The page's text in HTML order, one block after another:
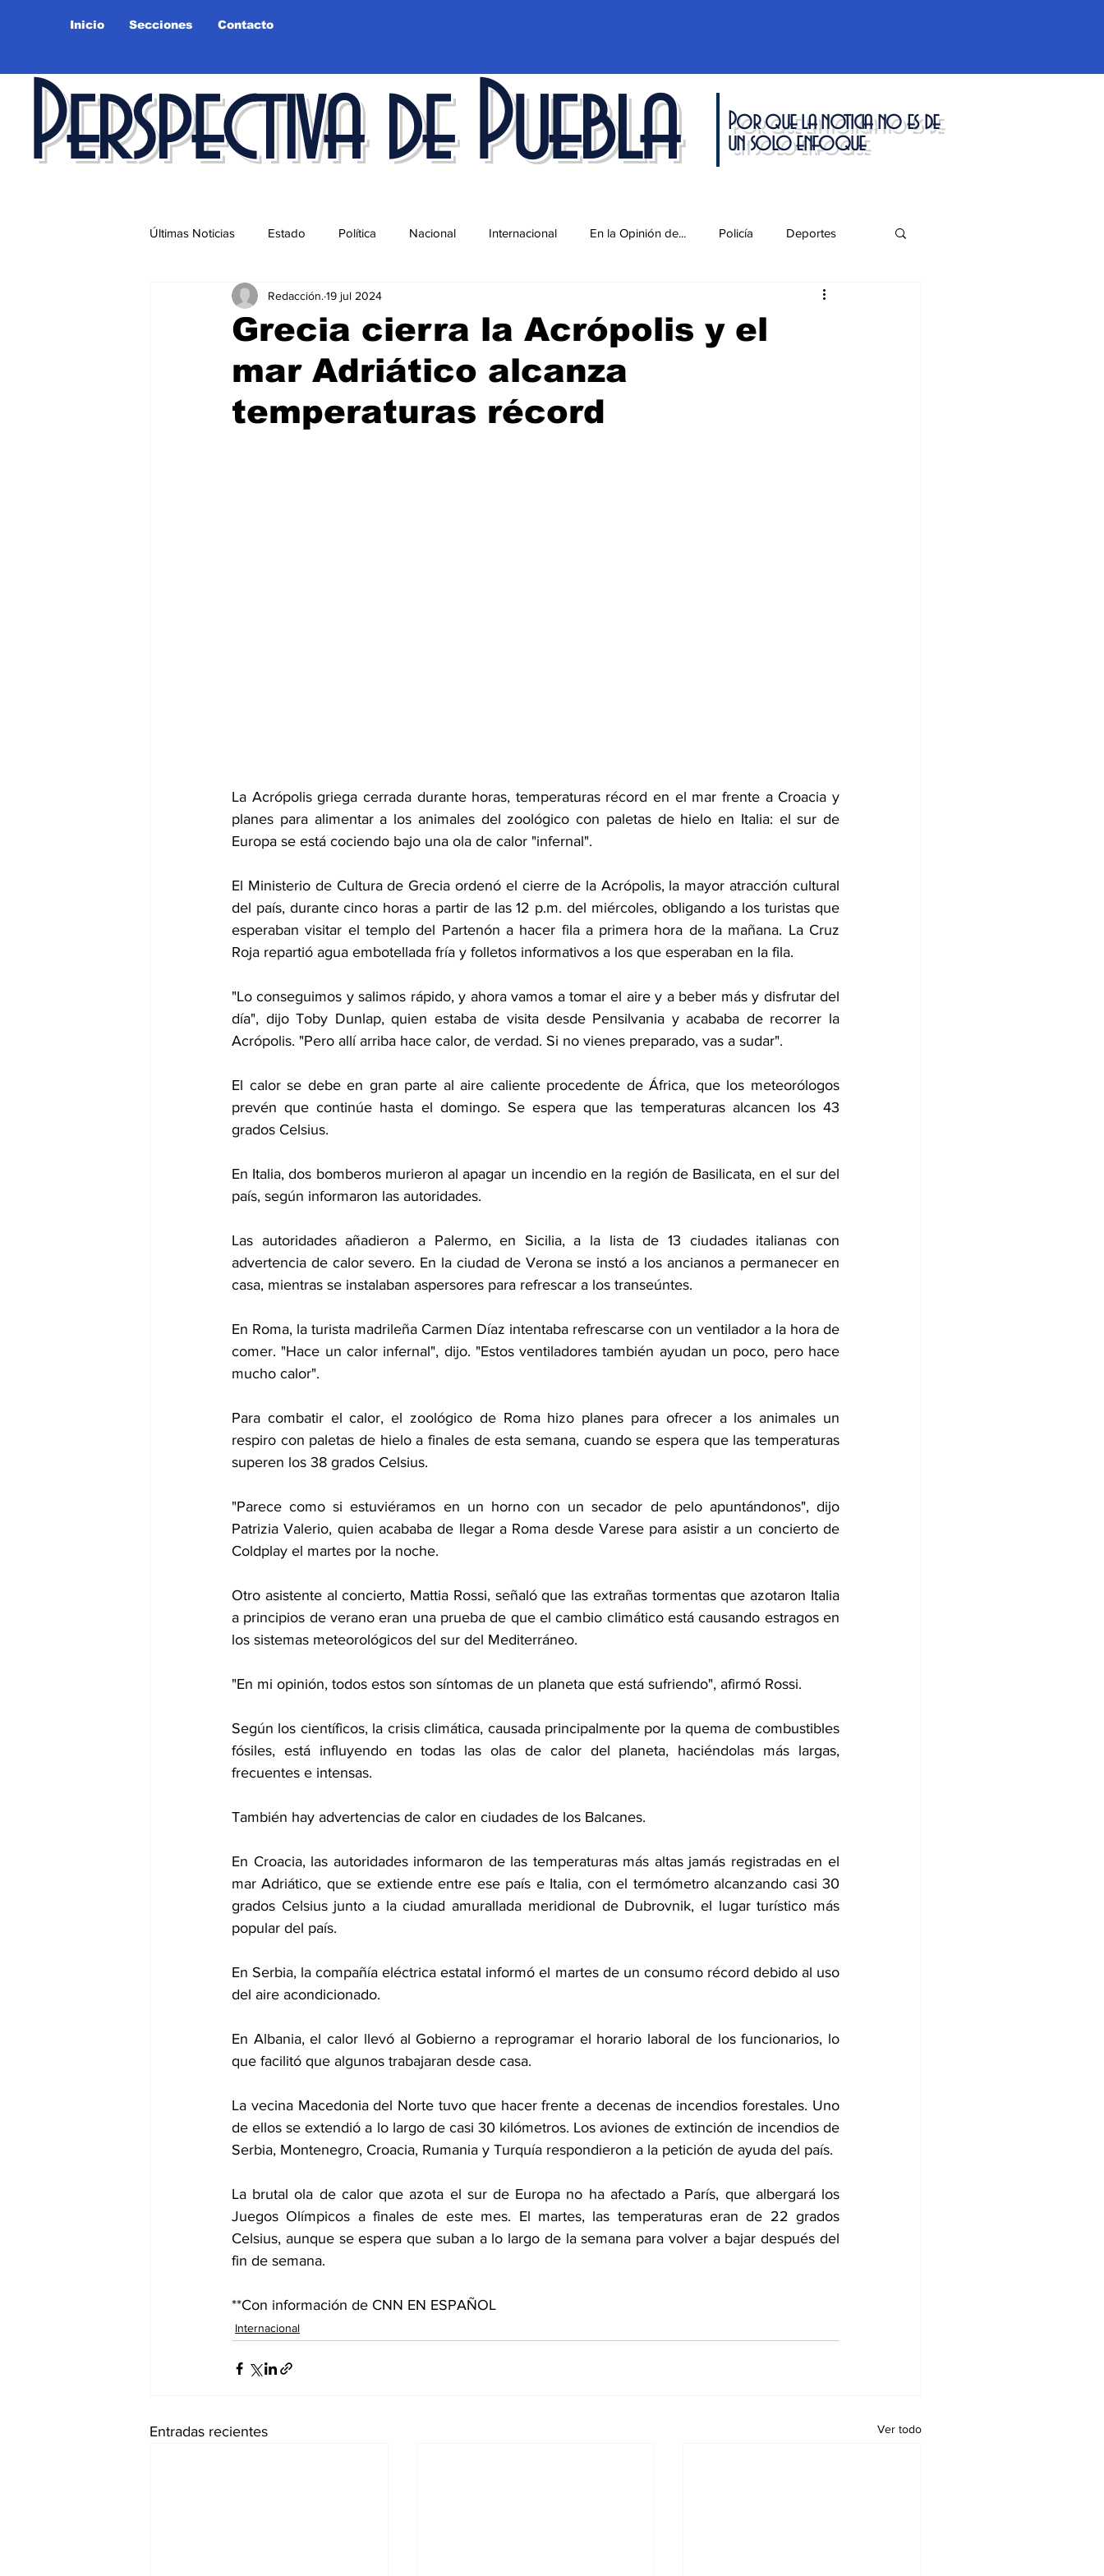
Inicio Secciones Contacto
Perspectiva de Puebla Por que la noticia no es de
un solo enfoque
Últimas Noticias Estado Política Nacional Internacional En la Opinión de... Policía Deportes
Educación Ciudad Salud
Grecia cierra la Acrópolis y el
mar Adriático alcanza
temperaturas récord
Redacción. 19 jul 2024
La Acrópolis griega cerrada durante horas, temperaturas récord en el mar frente a Croacia y
planes para alimentar a los animales del zoológico con paletas de hielo en Italia: el sur de
Europa se está cociendo bajo una ola de calor "infernal".
El Ministerio de Cultura de Grecia ordenó el cierre de la Acrópolis, la mayor atracción cultural
del país, durante cinco horas a partir de las 12 p.m. del miércoles, obligando a los turistas que
esperaban visitar el templo del Partenón a hacer fila a primera hora de la mañana. La Cruz
Roja repartió agua embotellada fría y folletos informativos a los que esperaban en la fila.
"Lo conseguimos y salimos rápido, y ahora vamos a tomar el aire y a beber más y disfrutar del
día", dijo Toby Dunlap, quien estaba de visita desde Pensilvania y acababa de recorrer la
Acrópolis. "Pero allí arriba hace calor, de verdad. Si no vienes preparado, vas a sudar".
El calor se debe en gran parte al aire caliente procedente de África, que los meteorólogos
prevén que continúe hasta el domingo. Se espera que las temperaturas alcancen los 43
grados Celsius.
En Italia, dos bomberos murieron al apagar un incendio en la región de Basilicata, en el sur del
país, según informaron las autoridades.
Las autoridades añadieron a Palermo, en Sicilia, a la lista de 13 ciudades italianas con
advertencia de calor severo. En la ciudad de Verona se instó a los ancianos a permanecer en
casa, mientras se instalaban aspersores para refrescar a los transeúntes.
En Roma, la turista madrileña Carmen Díaz intentaba refrescarse con un ventilador a la hora de
comer. "Hace un calor infernal", dijo. "Estos ventiladores también ayudan un poco, pero hace
mucho calor".
Para combatir el calor, el zoológico de Roma hizo planes para ofrecer a los animales un
respiro con paletas de hielo a finales de esta semana, cuando se espera que las temperaturas
superen los 38 grados Celsius.
"Parece como si estuviéramos en un horno con un secador de pelo apuntándonos", dijo
Patrizia Valerio, quien acababa de llegar a Roma desde Varese para asistir a un concierto de
Coldplay el martes por la noche.
Otro asistente al concierto, Mattia Rossi, señaló que las extrañas tormentas que azotaron Italia
a principios de verano eran una prueba de que el cambio climático está causando estragos en
los sistemas meteorológicos del sur del Mediterráneo.
"En mi opinión, todos estos son síntomas de un planeta que está sufriendo", afirmó Rossi.
Según los científicos, la crisis climática, causada principalmente por la quema de combustibles
fósiles, está influyendo en todas las olas de calor del planeta, haciéndolas más largas,
frecuentes e intensas.
También hay advertencias de calor en ciudades de los Balcanes.
En Croacia, las autoridades informaron de las temperaturas más altas jamás registradas en el
mar Adriático, que se extiende entre ese país e Italia, con el termómetro alcanzando casi 30
grados Celsius junto a la ciudad amurallada meridional de Dubrovnik, el lugar turístico más
popular del país.
En Serbia, la compañía eléctrica estatal informó el martes de un consumo récord debido al uso
del aire acondicionado.
En Albania, el calor llevó al Gobierno a reprogramar el horario laboral de los funcionarios, lo
que facilitó que algunos trabajaran desde casa.
La vecina Macedonia del Norte tuvo que hacer frente a decenas de incendios forestales. Uno
de ellos se extendió a lo largo de casi 30 kilómetros. Los aviones de extinción de incendios de
Serbia, Montenegro, Croacia, Rumania y Turquía respondieron a la petición de ayuda del país.
La brutal ola de calor que azota el sur de Europa no ha afectado a París, que albergará los
Juegos Olímpicos a finales de este mes. El martes, las temperaturas eran de 22 grados
Celsius, aunque se espera que suban a lo largo de la semana para volver a bajar después del
fin de semana.
**Con información de CNN EN ESPAÑOL
Internacional
Entradas recientes Ver todo